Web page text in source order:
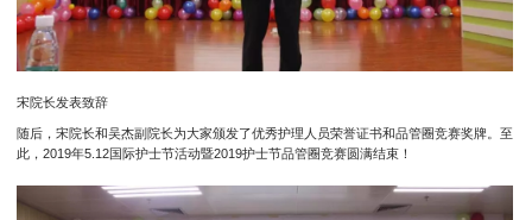
宋院长发表致辞
随后，宋院长和吴杰副院长为大家颁发了优秀护理人员荣誉证书和品管圈竞赛奖牌。至
此，2019年5.12国际护士节活动暨2019护士节品管圈竞赛圆满结束！